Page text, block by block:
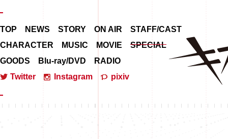
TOP N EWS STORY ON A R STA FF/CAST
C HA RACTE R MUS C MOV E
SPECIAL
GOODS B u-ray/DVD RA D O
Twitter nstagram pixiv
キズナイーバー